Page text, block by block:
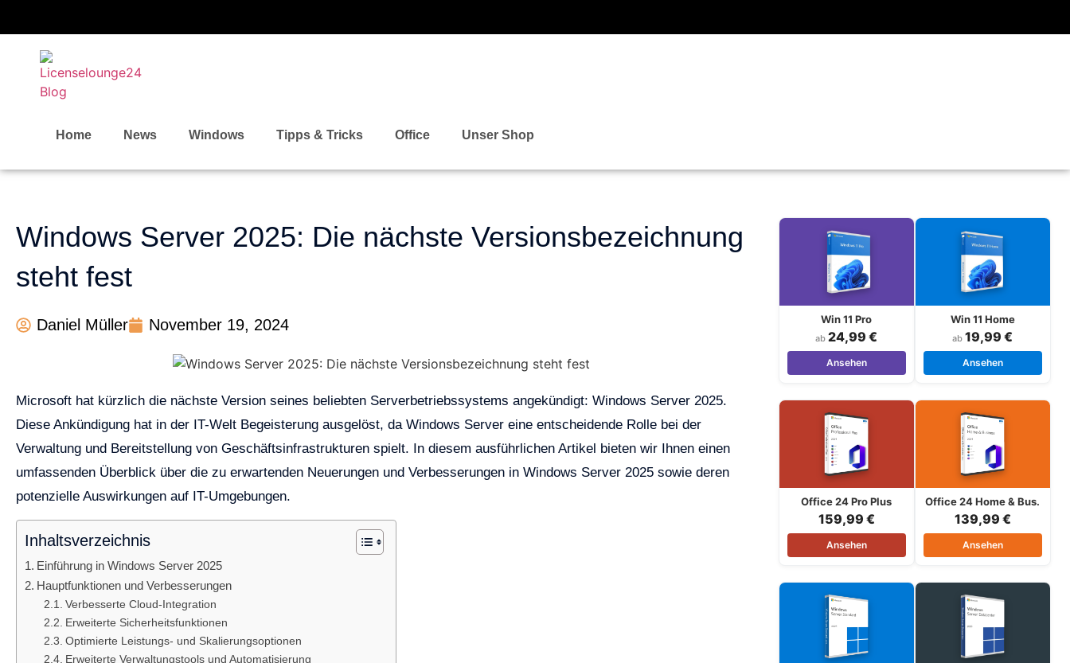
Home News Windows Tipps & Tricks Office Unser Shop
Windows Server 2025: Die nächste Versionsbezeichnung
steht fest
Daniel Müller November 19, 2024
Microsoft hat kürzlich die nächste Version seines beliebten Serverbetriebssystems angekündigt: Windows Server 2025.
Diese Ankündigung hat in der IT-Welt Begeisterung ausgelöst, da Windows Server eine entscheidende Rolle bei der
Verwaltung und Bereitstellung von Geschäftsinfrastrukturen spielt. In diesem ausführlichen Artikel bieten wir Ihnen einen
umfassenden Überblick über die zu erwartenden Neuerungen und Verbesserungen in Windows Server 2025 sowie deren
potenzielle Auswirkungen auf IT-Umgebungen.
Inhaltsverzeichnis
Einführung in Windows Server 2025
Hauptfunktionen und Verbesserungen
Verbesserte Cloud-Integration
Erweiterte Sicherheitsfunktionen
Optimierte Leistungs- und Skalierungsoptionen
Erweiterte Verwaltungstools und Automatisierung
Win 11 Pro
ab 24,99 €
Ansehen
Win 11 Home
ab 19,99 €
Ansehen
Office 24 Pro Plus
159,99 €
Ansehen
Office 24 Home & Bus.
139,99 €
Ansehen